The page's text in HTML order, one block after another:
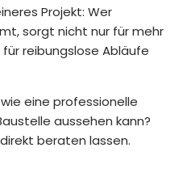
Projekt: Wer
sorgt nicht nur für mehr
reibungslose Abläufe
eine professionelle
aussehen kann?
beraten lassen.